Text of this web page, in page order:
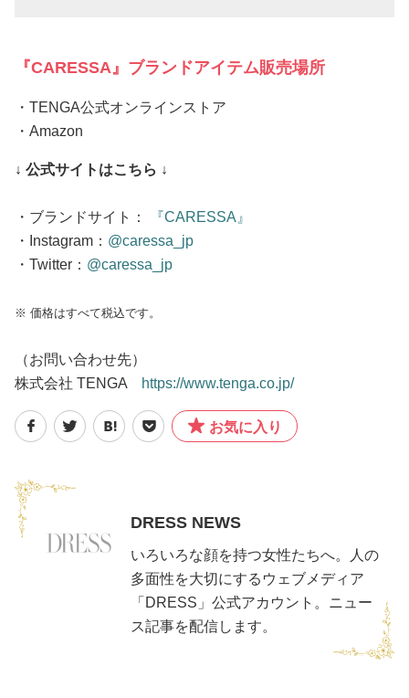
『CARESSA』ブランドアイテム販売場所
・TENGA公式オンラインストア
・Amazon
↓ 公式サイトはこちら ↓
・ブランドサイト：
『CARESSA』
・Instagram： @caressa_jp
・Twitter： @caressa_jp
※ 価格はすべて税込です。
（お問い合わせ先）
株式会社 TENGA
https://www.tenga.co.jp/
お気に入り
DRESS NEWS
いろいろな顔を持つ女性たちへ。人の
多面性を大切にするウェブメディア
「DRESS」公式アカウント。ニュー
ス記事を配信します。